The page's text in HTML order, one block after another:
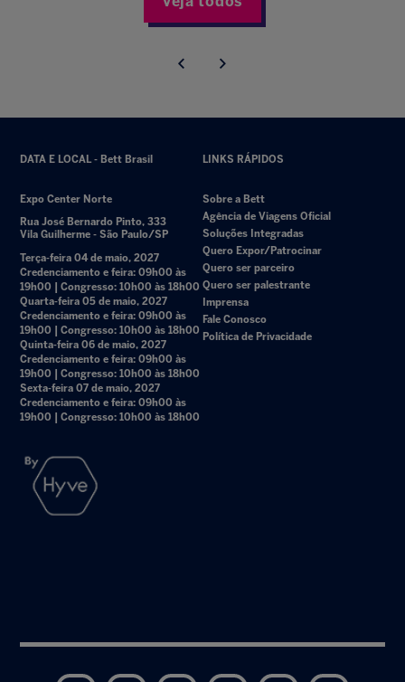
DATA E LOCAL - Bett Brasil
Expo Center Norte
Rua José Bernardo Pinto, 333
Vila Guilherme - São Paulo/SP
Terça-feira 04 de maio, 2027
Credenciamento e feira: 09h00 às
19h00 | Congresso: 10h00 às 18h00
Quarta-feira 05 de maio, 2027
Credenciamento e feira: 09h00 às
19h00 | Congresso: 10h00 às 18h00
Quinta-feira 06 de maio, 2027
Credenciamento e feira: 09h00 às
19h00 | Congresso: 10h00 às 18h00
Sexta-feira 07 de maio, 2027
Credenciamento e feira: 09h00 às
19h00 | Congresso: 10h00 às 18h00
LINKS RÁPIDOS
Sobre a Bett
Agência de Viagens Oficial
Soluções Integradas
Quero Expor/Patrocinar
Quero ser parceiro
Quero ser palestrante
Imprensa
Fale Conosco
Política de Privacidade